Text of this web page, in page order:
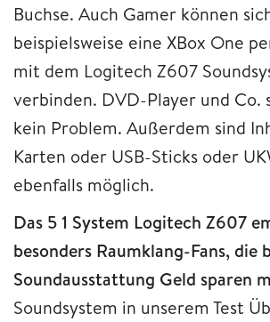
Buchse. Auch Gamer können
beispielsweise eine XBox One
mit dem Logitech Z607
verbinden. DVD-Player und Co.
kein Problem. Außerdem sind
Karten oder USB-Sticks oder
ebenfalls möglich.
Das 5 1 System Logitech Z607
besonders Raumklang-Fans, die
Soundausstattung Geld sparen
Soundsystem in unserem Test